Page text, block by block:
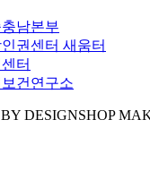
남본부
권센터 새움터
터
건연구소
DESIGNSHOP